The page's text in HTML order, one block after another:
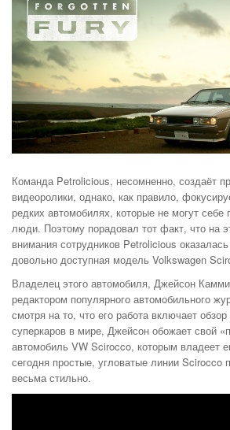
Команда Petrolicious, несомненно, создаёт
видеоролики, однако, как правило,
редких автомобилях, которые не могут себе
люди. Поэтому порадовал тот факт, что на
внимания сотрудников Petrolicious
довольно доступная модель Volkswagen
Владелец этого автомобиля, Джейсон
редактором популярного автомобильного
смотря на то, что его работа включает
суперкаров в мире, Джейсон обожает свой
автомобиль VW Scirocco, которым владеет
сегодня простые, угловатые линии Scirocco
весьма стильно.